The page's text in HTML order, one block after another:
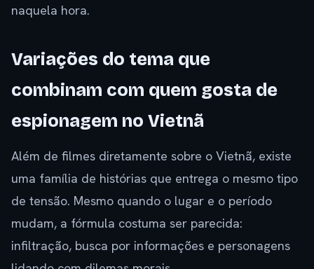
naquela hora.
Variações do tema que
combinam com quem gosta de
espionagem no Vietnã
Além de filmes diretamente sobre o Vietnã, existe
uma família de histórias que entrega o mesmo tipo
de tensão. Mesmo quando o lugar e o período
mudam, a fórmula costuma ser parecida:
infiltração, busca por informações e personagens